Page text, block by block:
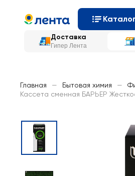
Доставка
Гипер Лента
Главная — Бытовая химия —
Кассета сменная БАРЬЕР